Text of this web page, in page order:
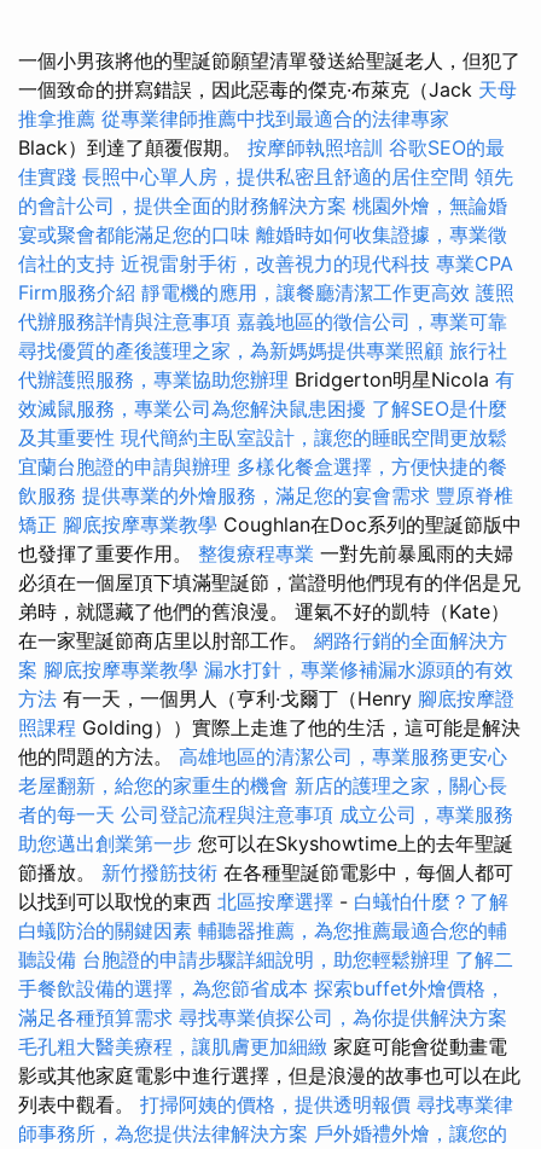
一個小男孩將他的聖誕節願望清單發送給聖誕老人，但犯了
一個致命的拼寫錯誤，因此惡毒的傑克·布萊克（Jack 天母
推拿推薦 從專業律師推薦中找到最適合的法律專家
Black）到達了顛覆假期。 按摩師執照培訓 谷歌SEO的最
佳實踐 長照中心單人房，提供私密且舒適的居住空間 領先
的會計公司，提供全面的財務解決方案 桃園外燴，無論婚
宴或聚會都能滿足您的口味 離婚時如何收集證據，專業徵
信社的支持 近視雷射手術，改善視力的現代科技 專業CPA
Firm服務介紹 靜電機的應用，讓餐廳清潔工作更高效 護照
代辦服務詳情與注意事項 嘉義地區的徵信公司，專業可靠
尋找優質的產後護理之家，為新媽媽提供專業照顧 旅行社
代辦護照服務，專業協助您辦理 Bridgerton明星Nicola 有
效滅鼠服務，專業公司為您解決鼠患困擾 了解SEO是什麼
及其重要性 現代簡約主臥室設計，讓您的睡眠空間更放鬆
宜蘭台胞證的申請與辦理 多樣化餐盒選擇，方便快捷的餐
飲服務 提供專業的外燴服務，滿足您的宴會需求 豐原脊椎
矯正 腳底按摩專業教學 Coughlan在Doc系列的聖誕節版中
也發揮了重要作用。 整復療程專業 一對先前暴風雨的夫婦
必須在一個屋頂下填滿聖誕節，當證明他們現有的伴侶是兄
弟時，就隱藏了他們的舊浪漫。 運氣不好的凱特（Kate）
在一家聖誕節商店里以肘部工作。 網路行銷的全面解決方
案 腳底按摩專業教學 漏水打針，專業修補漏水源頭的有效
方法 有一天，一個男人（亨利·戈爾丁（Henry 腳底按摩證
照課程 Golding））實際上走進了他的生活，這可能是解決
他的問題的方法。 高雄地區的清潔公司，專業服務更安心
老屋翻新，給您的家重生的機會 新店的護理之家，關心長
者的每一天 公司登記流程與注意事項 成立公司，專業服務
助您邁出創業第一步 您可以在Skyshowtime上的去年聖誕
節播放。 新竹撥筋技術 在各種聖誕節電影中，每個人都可
以找到可以取悅的東西 北區按摩選擇 - 白蟻怕什麼？了解
白蟻防治的關鍵因素 輔聽器推薦，為您推薦最適合您的輔
聽設備 台胞證的申請步驟詳細說明，助您輕鬆辦理 了解二
手餐飲設備的選擇，為您節省成本 探索buffet外燴價格，
滿足各種預算需求 尋找專業偵探公司，為你提供解決方案
毛孔粗大醫美療程，讓肌膚更加細緻 家庭可能會從動畫電
影或其他家庭電影中進行選擇，但是浪漫的故事也可以在此
列表中觀看。 打掃阿姨的價格，提供透明報價 尋找專業律
師事務所，為您提供法律解決方案 戶外婚禮外燴，讓您的